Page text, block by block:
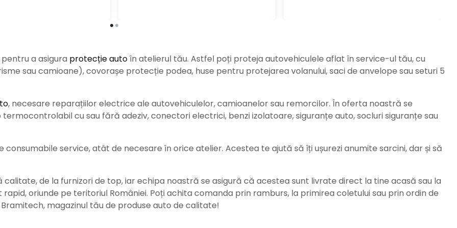
a asigura protecție autoîn atelierul tău. Astfel poți proteja autovehiculele aflat în service-ul tău, cu
sau camioane), covorașe protecție podea, huse pentru protejarea volanului, saci de anvelope sau seturi 5
, necesare reparațiilor electrice ale autovehiculelor, camioanelor sau remorcilor. În oferta noastră se
cu sau fără adeziv, conectori electrici, benzi izolatoare, siguranțe auto, socluri siguranțe sau
service, atât de necesare în orice atelier. Acestea te ajută să îți ușurezi anumite sarcini, dar și să
de la furnizori de top, iar echipa noastră se asigură că acestea sunt livrate direct la tine acasă sau la
oriunde pe teritoriul României. Poți achita comanda prin ramburs, la primirea coletului sau prin ordin de
magazinul tău de produse auto de calitate!